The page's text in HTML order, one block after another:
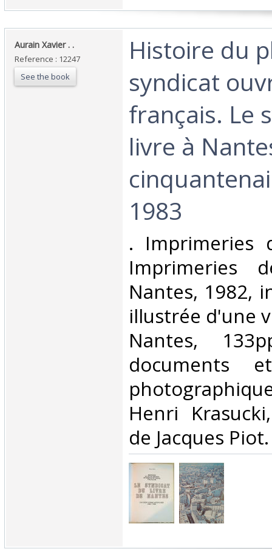
‎Aurain Xavier . .‎
Reference : 12247
See the book
‎Histoire du
syndicat
français. Le
livre à
1983‎
‎. Imprimeries
Imprimeries
Nantes, 1982,
illustrée d'une
Nantes,
documents
Henri
de Jacques